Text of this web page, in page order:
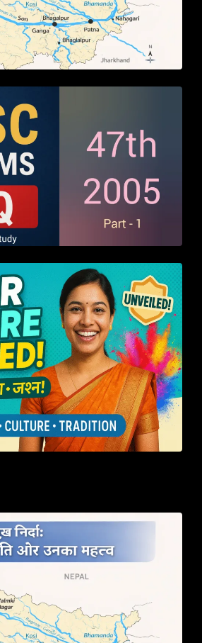
(Part – 01)
भाषाओं व संस्कृतियों की धरोहर “हमारा
नदियों का विस्तृत अध्ययन | Geography of
in Bihar